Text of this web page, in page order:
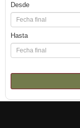
Desde
Hasta